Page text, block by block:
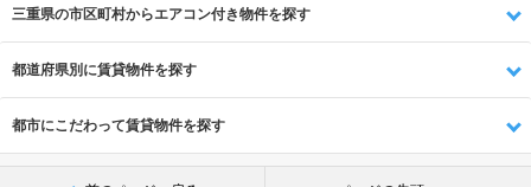
三重県の市区町村からエアコン付き物件を探す
都道府県別に賃貸物件を探す
都市にこだわって賃貸物件を探す